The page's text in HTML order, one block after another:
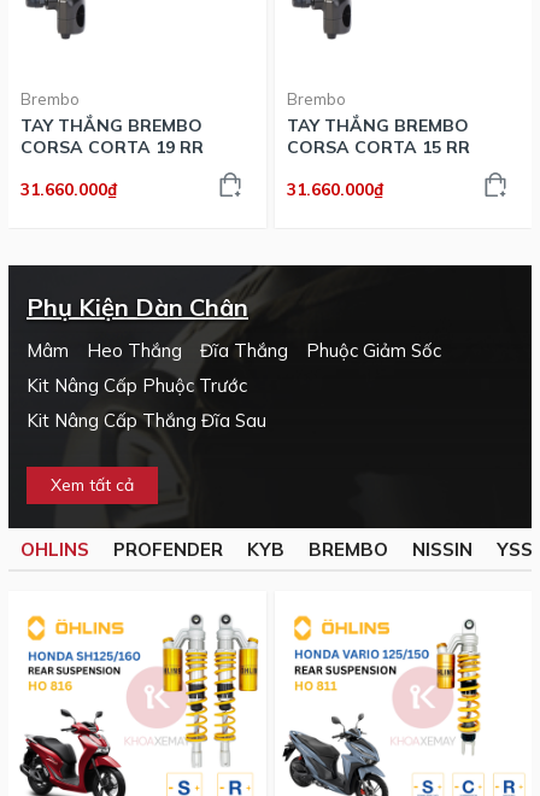
Brembo
TAY THẮNG BREMBO
CORSA CORTA 19 RR
31.660.000₫
Brembo
TAY THẮNG BREMBO
CORSA CORTA 15 RR
31.660.000₫
Phụ Kiện Dàn Chân
Mâm Heo Thắng Đĩa Thắng
Phuộc Giảm Sốc
Kit Nâng Cấp Phuộc Trước
Kit Nâng Cấp Thắng Đĩa Sau
Xem tất cả
OHLINS PROFENDER KYB BREMBO NISSIN YSS